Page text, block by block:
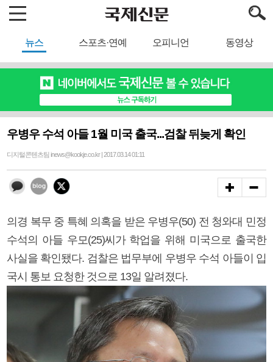
뉴스 스포츠·연예 오피니언 동영상
우병우 수석 아들 1월 미국 출국...검찰 뒤늦게 확인
디지털콘텐츠팀 inews@kookje.co.kr | 2017.03.14 01:11
의경 복무 중 특혜 의혹을 받은 우병우(50) 전 청와대 민정
수석의 아들 우모(25)씨가 학업을 위해 미국으로 출국한
사실을 확인됐다. 검찰은 법무부에 우병우 수석 아들이 입
국시 통보 요청한 것으로 13일 알려졌다.